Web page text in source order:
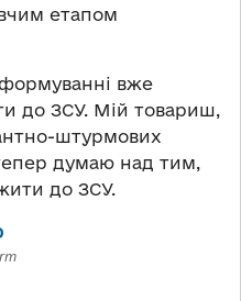
етапом
вже
до ЗСУ. Мій товариш,
штурмових
думаю над тим,
до ЗСУ.